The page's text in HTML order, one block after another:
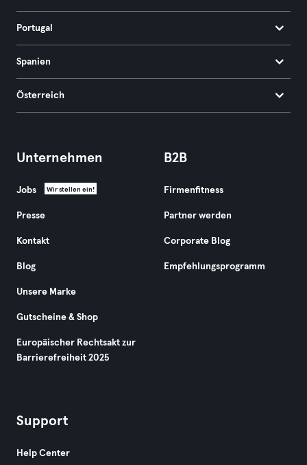
Portugal
Spanien
Österreich
Unternehmen
Jobs Wir stellen ein!
Presse
Kontakt
Blog
Unsere Marke
Gutscheine & Shop
Europäischer Rechtsakt zur
Barrierefreiheit 2025
B2B
Firmenfitness
Partner werden
Corporate Blog
Empfehlungsprogramm
Support
Help Center